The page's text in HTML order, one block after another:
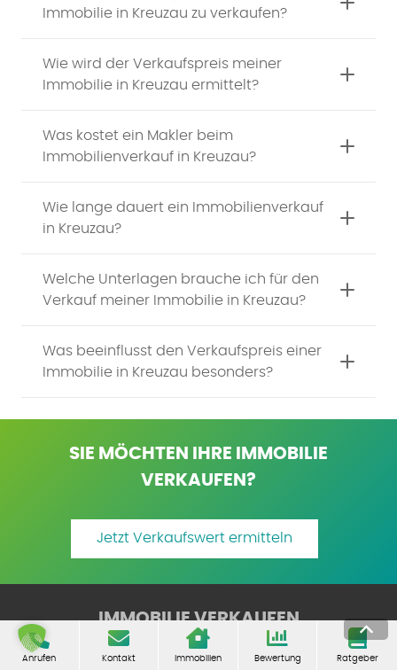
Immobilie in Kreuzau zu verkaufen?
Wie wird der Verkaufspreis meiner
Immobilie in Kreuzau ermittelt?
Was kostet ein Makler beim
Immobilienverkauf in Kreuzau?
Wie lange dauert ein Immobilienverkauf
in Kreuzau?
Welche Unterlagen brauche ich für den
Verkauf meiner Immobilie in Kreuzau?
Was beeinflusst den Verkaufspreis einer
Immobilie in Kreuzau besonders?
SIE MÖCHTEN IHRE IMMOBILIE
VERKAUFEN?
Jetzt Verkaufswert ermitteln
IMMOBILIE VERKAUFEN
Verkauf mit 5Plus
Anrufen Kontakt Immobilien Bewertung Ratgeber